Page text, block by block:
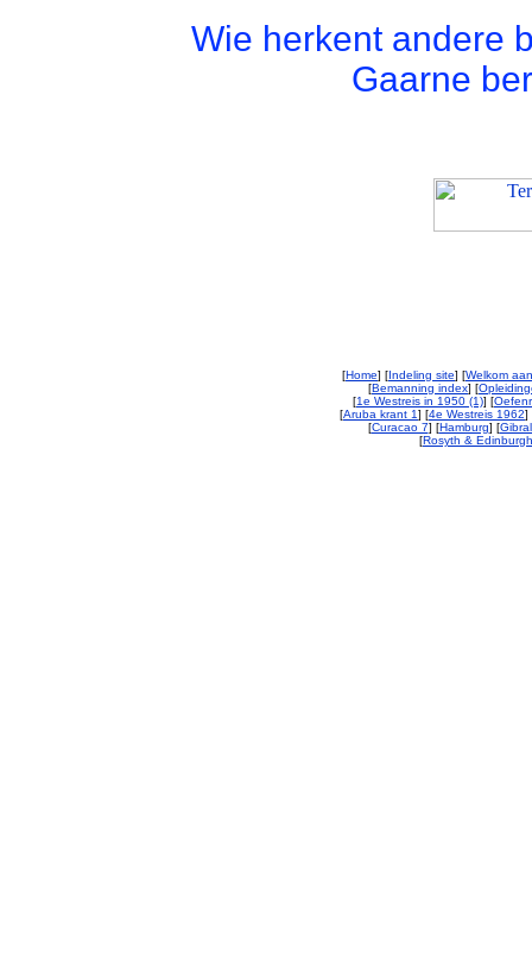
Wie herkent andere
Gaarne
[Home] [Indeling site] [Welkom
[Bemanning index] [
[1e Westreis in 1950 (1)] [
[Aruba krant 1] [4e Westreis 1962]
[Curacao 7] [Hamburg] [
[Rosyth &